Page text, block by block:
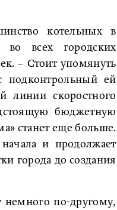
котельных в
во всех городских
– Стоит упомянуть
подконтрольный ей
линии скоростного
бюджетную
станет еще больше.
и продолжает
города до создания
немного по-другому,